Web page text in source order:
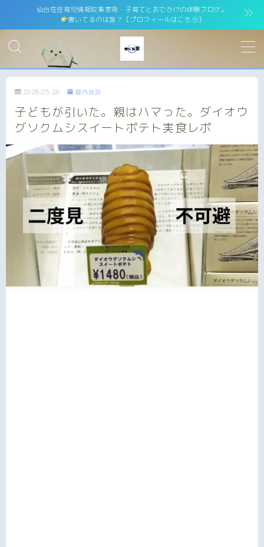
仙台在住育児情報収集家発・子育てとおでかけの体験ブログ。
書いてるのは誰？［プロフィールはこちら］
MENU
運営者情報 運営者紹介
サイトマップ site map
プライバシーポリシー Privacy Policy
免責事項
お問い合わせ contact
2026.05.26 屋内施設
子どもが引いた。親はハマった。ダイオウ
グソクムシスイートポテト実食レポ